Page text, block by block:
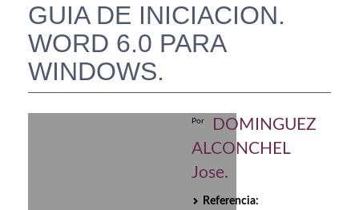
Arte
Autoayuda. Conocimiento personal
GUIA DE INICIACION.
WORD 6.0 PARA
WINDOWS.
Por
DOMINGUEZ
ALCONCHEL
Jose.
Referencia: